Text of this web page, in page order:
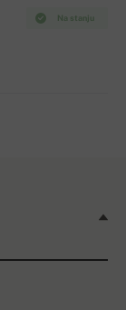
Na stanju